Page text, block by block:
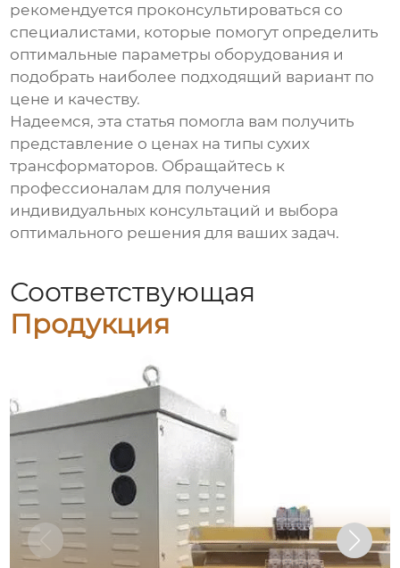
рекомендуется проконсультироваться со
специалистами, которые помогут определить
оптимальные параметры оборудования и
подобрать наиболее подходящий вариант по
цене и качеству.
Надеемся, эта статья помогла вам получить
представление о ценах на типы сухих
трансформаторов. Обращайтесь к
профессионалам для получения
индивидуальных консультаций и выбора
оптимального решения для ваших задач.
Соответствующая
Продукция